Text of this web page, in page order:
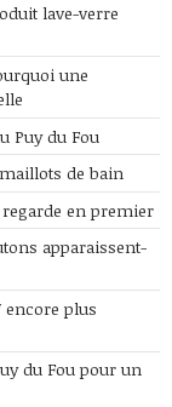
lave-verre
une
Puy du Fou
de bain
en premier
apparaissent-
encore plus
du Fou pour un